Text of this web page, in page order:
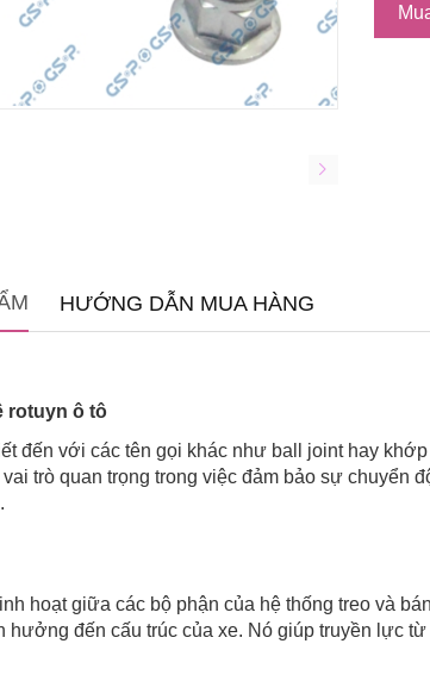
HƯỚNG DẪN MUA HÀNG
rotuyn ô tô
đến với các tên gọi khác như ball joint hay
trò quan trọng trong việc đảm bảo sự chuyển
hoạt giữa các bộ phận của hệ thống treo và
hưởng đến cấu trúc của xe. Nó giúp truyền lực